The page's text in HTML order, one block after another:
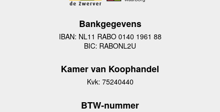
Bankgegevens
IBAN: NL11 RABO 0140 1961 88
BIC: RABONL2U
Kamer van Koophandel
Kvk: 75240440
BTW-nummer